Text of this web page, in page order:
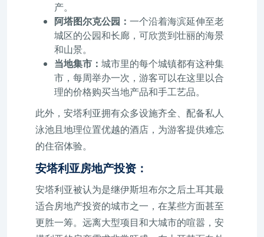
产。
阿塔图尔克公园： 一个沿着海滨延伸至老
城区的公园和长廊，可欣赏到壮丽的海景
和山景。
当地集市： 城市里的每个城镇都有这种集
市，每周举办一次，游客可以在这里以合
理的价格购买当地产品和手工艺品。
此外，安塔利亚拥有众多设施齐全、配备私人
泳池且地理位置优越的酒店，为游客提供难忘
的住宿体验。
安塔利亚房地产投资：
安塔利亚被认为是继伊斯坦布尔之后土耳其最
适合房地产投资的城市之一，在某些方面甚至
更胜一筹。远离大型项目和大城市的喧嚣，安